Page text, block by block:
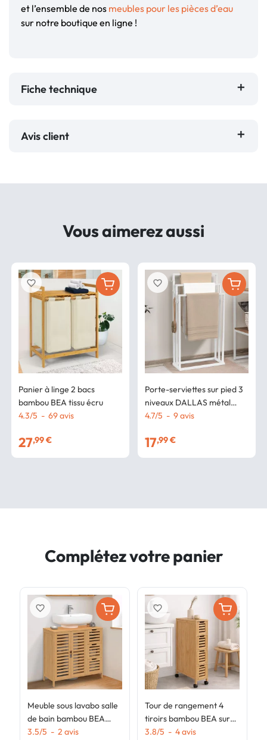
et l’ensemble de nos meubles pour les pièces d’eau
sur notre boutique en ligne !
Fiche technique
Avis client
Vous aimerez aussi
Panier à linge 2 bacs
bambou BEA tissu écru
4.3/5 - 69avis
27,99 €
favorite_border
Porte-serviettes sur pied 3
niveaux DALLAS métal
blanc design industriel
4.7/5 - 9avis
17,99 €
favorite_border
Complétez votre panier
Meuble sous lavabo salle
de bain bambou BEA
avec placard et 3 tiroirs
3.5/5 - 2 avis
favorite_border
Tour de rangement 4
tiroirs bambou BEA sur
roulettes colonne gain de
3.8/5 - 4avis
favorite_border